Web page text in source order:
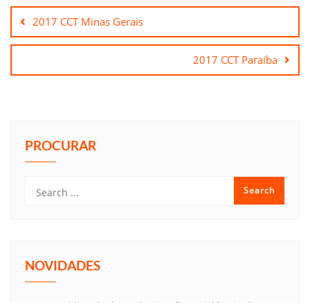
de
Post2017 CCT Minas Gerais
2017 CCT Paraíba
PROCURAR
NOVIDADES